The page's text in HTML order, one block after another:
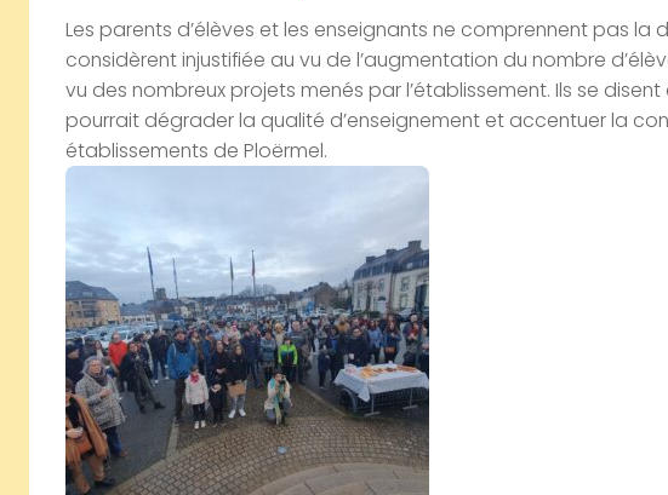
Les parents d’élèves et les enseignants ne comprennent pas la
considèrent injustifiée au vu de l’augmentation du nombre
vu des nombreux projets menés par l’établissement. Ils se
pourrait dégrader la qualité d’enseignement et accentuer la
établissements de Ploërmel.